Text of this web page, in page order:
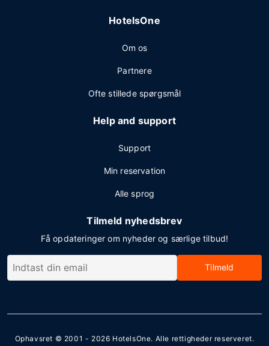
HotelsOne
Om os
Partnere
Ofte stillede spørgsmål
Help and support
Support
Min reservation
Alle sprog
Tilmeld nyhedsbrev
Få opdateringer om nyheder og særlige tilbud!
Tilmeld
Ophavsret © 2001 - 2026 HotelsOne. Alle rettigheder reserveret.